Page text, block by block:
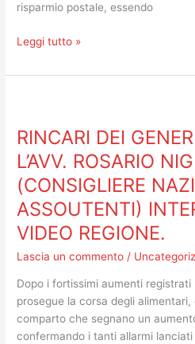
risparmio postale, essendo
Leggi tutto »
RINCARI DEI
L’AVV. ROSARIO
(CONSIGLIERE
ASSOUTENTI)
VIDEO REGIONE.
Lascia un commento /
Dopo i fortissimi aumenti
prosegue la corsa degli
comparto che segnano un
confermando i tanti allarmi lanciati
GENERI
ALIMENTARI:
L’AVV.
ROSARIO
NIGRO
(CONSIGLIERE
NAZIONALE
ASSOUTENTI)
VIDEO
REGIONE.